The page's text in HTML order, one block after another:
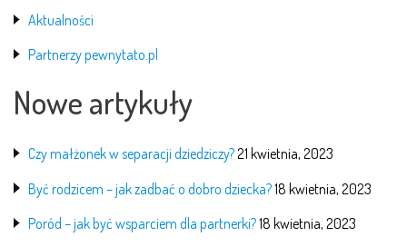
Aktualności
Partnerzy pewnytato.pl
Nowe artykuły
Czy małżonek w separacji dziedziczy?21 kwietnia, 2023
Być rodzicem – jak zadbać o dobro dziecka?18 kwietnia, 2023
Poród – jak być wsparciem dla partnerki?18 kwietnia, 2023